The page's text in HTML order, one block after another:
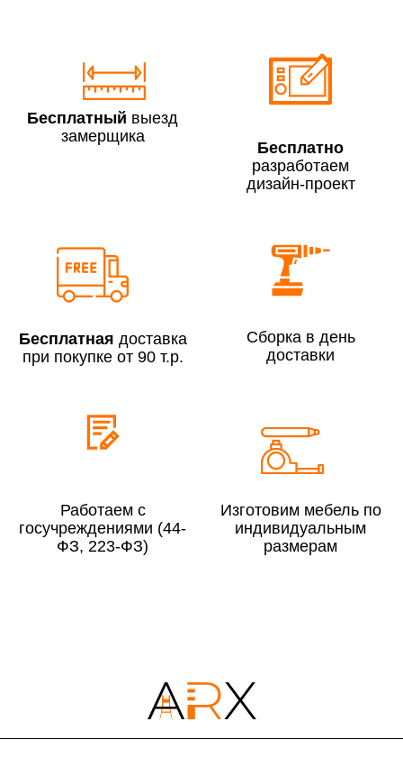
По Москве в пределах МКАД в выходные и вечернее
время 3 500 руб.
Сборка по Москве в будние дни при заказе:
До 300 000 руб.
7% (но не менее 2 500 руб.)
Свыше 300 000 руб.
До 300 000 руб.
Свыше 300 000 руб.
Сборка в выходные дни и вечернее время:
Бесплатный выезд
замерщика
Бесплатно
разработаем
дизайн-проект
Бесплатная доставка
при покупке от 90 т.р.
Сборка в день
доставки
Работаем с
госучреждениями (44-
ФЗ, 223-ФЗ)
Изготовим мебель по
индивидуальным
размерам